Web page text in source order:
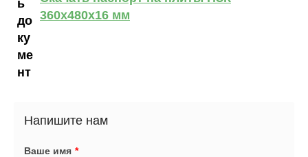
360х480х16 мм
Напишите нам
Ваше имя *